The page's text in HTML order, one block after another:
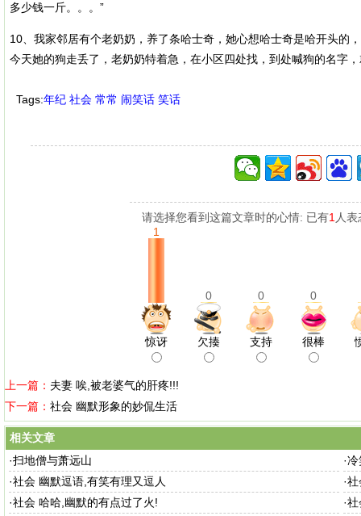
多少钱一斤。。。”
10、我家邻居有个老奶奶，养了条哈士奇，她心想哈士奇是哈开头的
今天她的狗走丢了，老奶奶特着急，在小区四处找，到处喊狗的名字
Tags:年纪 社会 常常 闹笑话 笑话
请选择您看到这篇文章时的心情: 已有1 人
1
0 0 0
惊讶 欠揍 支持 很棒
上一篇： 夫妻 唉,被老婆气的肝疼!!!
下一篇： 社会 幽默形象的妙侃生活
相关文章
·扫地僧与萧远山 ·冷
·社会 幽默逗语,有笑有理又逗人 ·社
·社会 哈哈,幽默的有点过了火! ·社